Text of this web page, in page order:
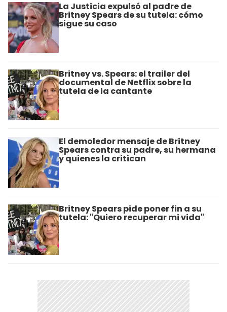
La Justicia expulsó al padre de
Britney Spears de su tutela: cómo
sigue su caso
Britney vs. Spears: el trailer del
documental de Netflix sobre la
tutela de la cantante
El demoledor mensaje de Britney
Spears contra su padre, su hermana
y quienes la critican
Britney Spears pide poner fin a su
tutela: "Quiero recuperar mi vida"